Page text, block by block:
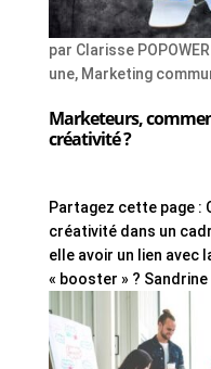
Marketeurs,
créativité ?
par Clarisse POPOWER
une, Marketing
Partagez cette page :
créativité dans un
elle avoir un lien avec
« booster » ?